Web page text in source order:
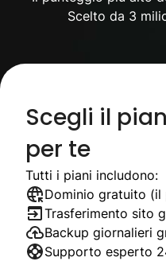
Scelto da 3
Scegli il
per te
Tutti i piani includono:
Dominio gratuito (il
Trasferimento sito
Backup giornalieri
Supporto esperto